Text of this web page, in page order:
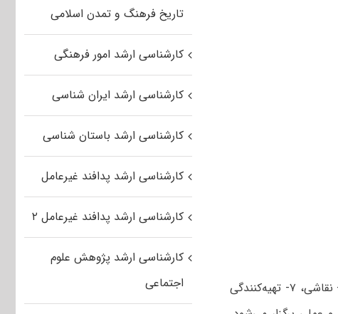
: در رشته های: ۱- تصویر متحرک، ۲- ارتباط تصویری، ۳- تصویرسازی و ۴- نقاشی، ۷- تهیه‌کنندگی
تاریخ فرهنگ و تمدن اسلامی
کارشناسی ارشد امور فرهنگی
کارشناسی ارشد ایران شناسی
کارشناسی ارشد باستان شناسی
کارشناسی ارشد پدافند غیرعامل
کارشناسی ارشد پدافند غیرعامل ۲
کارشناسی ارشد پژوهش علوم
اجتماعی